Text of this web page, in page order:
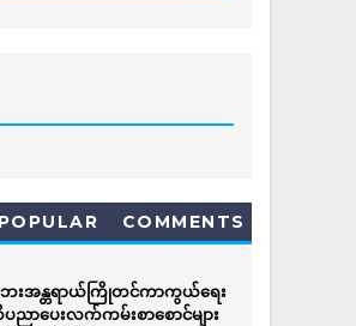
POPULAR COMMENTS
ေးအန္တရာယ်ကြိုတင်ကာကွယ်ရေး
ာပေးလက်ကမ်းစာစောင်များ